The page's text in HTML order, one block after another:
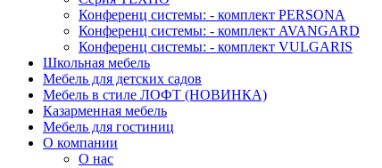
Конференц системы: - комплект PERSONA
Конференц системы: - комплект AVANGARD
Конференц системы: - комплект VULGARIS
Школьная мебель
Мебель для детских садов
Мебель в стиле ЛОФТ (НОВИНКА)
Казарменная мебель
Мебель для гостиниц
О компании
О нас